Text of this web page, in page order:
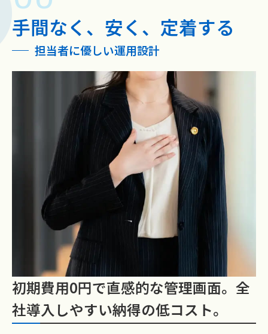
手間なく、安く、定着する
担当者に優しい運用設計
初期費用0円で直感的な管理画面。全
社導入しやすい納得の低コスト。